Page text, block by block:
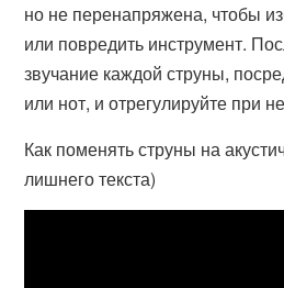
но не перенапряжена, чтобы
или повредить инструмент.
звучание каждой струны,
или нот, и отрегулируйте при
Как поменять струны на
лишнего текста)